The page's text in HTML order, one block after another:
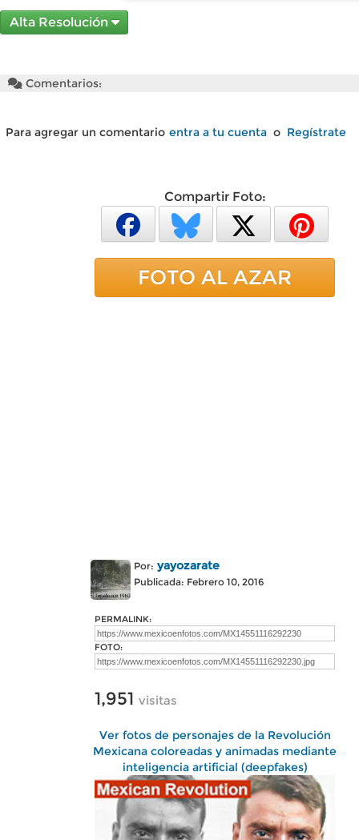
Alta Resolución
Comentarios:
Para agregar un comentario entra a tu cuenta o Regístrate
Compartir Foto:
FOTO AL AZAR
Por: yayozarate
Publicada: Febrero 10, 2016
PERMALINK:
FOTO:
1,951 visitas
Ver fotos de personajes de la Revolución
Mexicana coloreadas y animadas mediante
inteligencia artificial (deepfakes)